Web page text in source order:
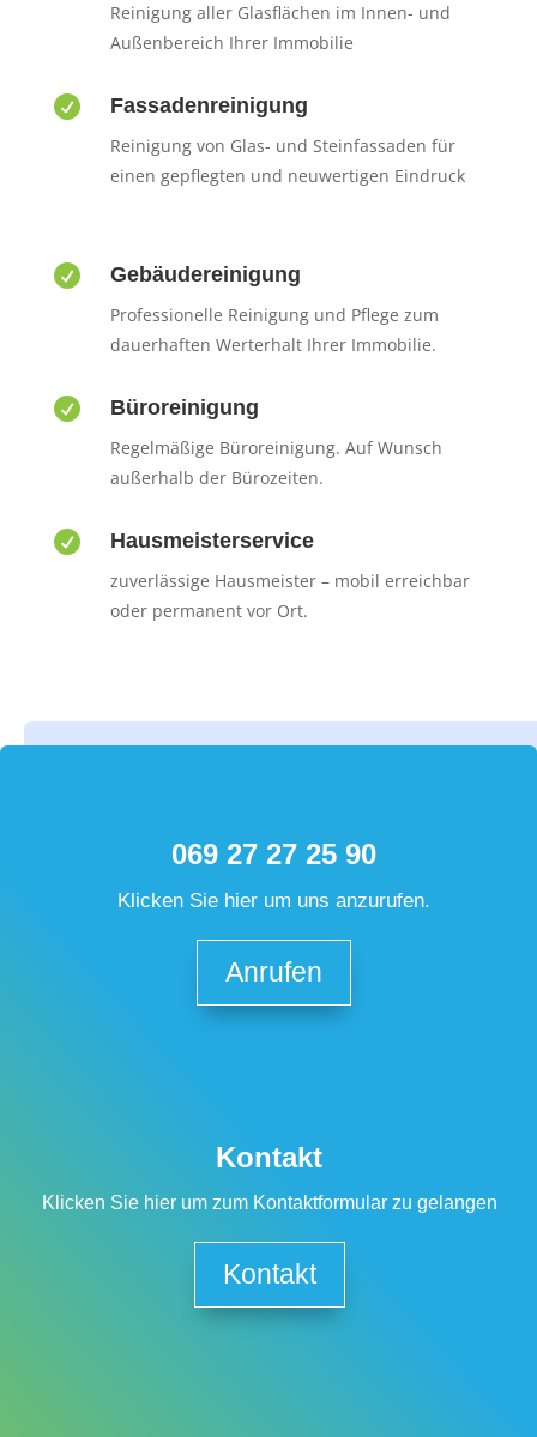
Reinigung aller Glasflächen im Innen- und
Außenbereich Ihrer Immobilie
 Fassadenreinigung
Reinigung von Glas- und Steinfassaden für
einen gepflegten und neuwertigen Eindruck
 Gebäudereinigung
Professionelle Reinigung und Pflege zum
dauerhaften Werterhalt Ihrer Immobilie.
 Büroreinigung
Regelmäßige Büroreinigung. Auf Wunsch
außerhalb der Bürozeiten.
 Hausmeisterservice
zuverlässige Hausmeister – mobil erreichbar
oder permanent vor Ort.
069 27 27 25 90
Klicken Sie hier um uns anzurufen.
Anrufen
Kontakt
Klicken Sie hier um zum Kontaktformular zu gelangen
Kontakt